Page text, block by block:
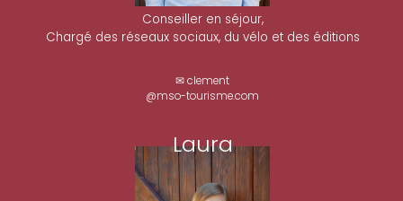
Conseiller en séjour,
Chargé des réseaux sociaux, du vélo et des éditions
✉ clement
@mso-tourisme.com
Laura